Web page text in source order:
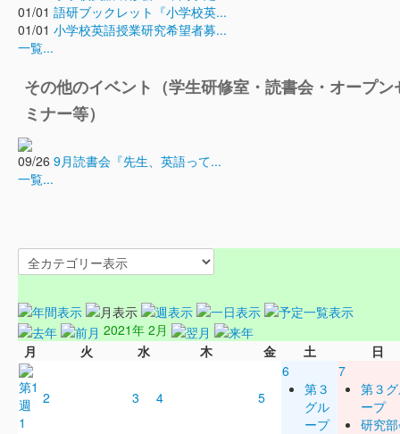
01/01 語研ブックレット『小学校英...
01/01 小学校英語授業研究希望者募...
一覧...
その他のイベント（学生研修室・読書会・オープン
ミナー等）
09/26 9月読書会『先生、英語って...
一覧...
2021年 2月
月
火 水 木 金 土 日
1
2 3 4 5
6
第３
グル
ープ
7
第３
ープ
研究